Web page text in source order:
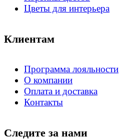
Цветы для интерьера
Клиентам
Программа лояльности
О компании
Оплата и доставка
Контакты
Следите за нами